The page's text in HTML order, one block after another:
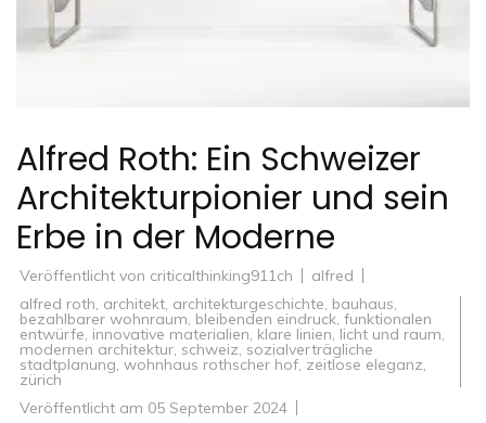
Alfred Roth: Ein Schweizer
Architekturpionier und sein
Erbe in der Moderne
Veröffentlicht von criticalthinking911ch
alfred
alfred roth, architekt, architekturgeschichte, bauhaus,
bezahlbarer wohnraum, bleibenden eindruck, funktionalen
entwürfe, innovative materialien, klare linien, licht und raum,
modernen architektur, schweiz, sozialverträgliche
stadtplanung, wohnhaus rothscher hof, zeitlose eleganz,
zürich
Veröffentlicht am 05 September 2024